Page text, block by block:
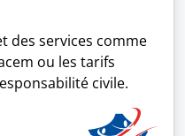
des services comme
ou les tarifs
civile.